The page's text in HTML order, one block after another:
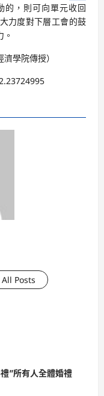
的，則可向單元收回
力度對下層工會的鼓
學院傳授）
Posts
”所有人全體婚禮